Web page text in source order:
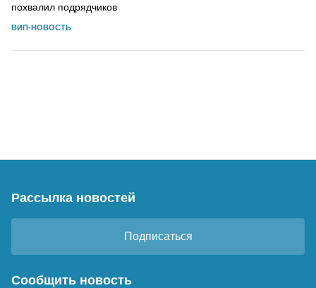
похвалил подрядчиков
ВИП-НОВОСТЬ
Рассылка новостей
Подписаться
Сообщить новость